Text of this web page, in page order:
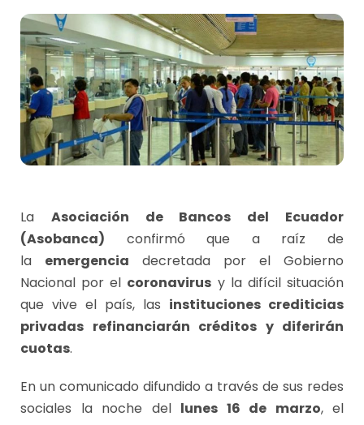
La Asociación de Bancos del Ecuador
(Asobanca) confirmó que a raíz de
la emergencia decretada por el Gobierno
Nacional por el coronavirus y la difícil situación
que vive el país, las instituciones crediticias
privadas refinanciarán créditos y diferirán
cuotas.
En un comunicado difundido a través de sus redes
sociales la noche del lunes 16 de marzo, el